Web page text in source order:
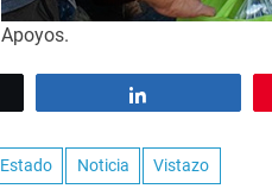
Apoyos.
Estado Noticia Vistazo